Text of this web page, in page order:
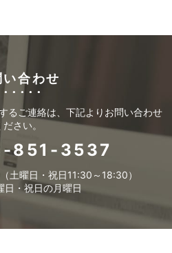
い合わせ
るご連絡は、下記よりお問い合わせ
ださい。
851-3537
土曜日・祝日11:30～18:30）
日・祝日の月曜日